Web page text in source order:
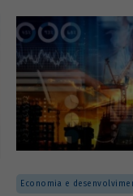
e a inserção
global.
Economia e